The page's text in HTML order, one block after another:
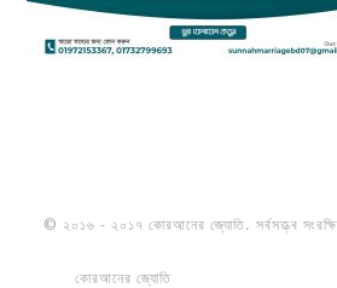
© ২০১৬ - ২০১৭ কোরআনের জ্যোতি. সর্বসত্ত্ব
কোরআনের জ্যোতি